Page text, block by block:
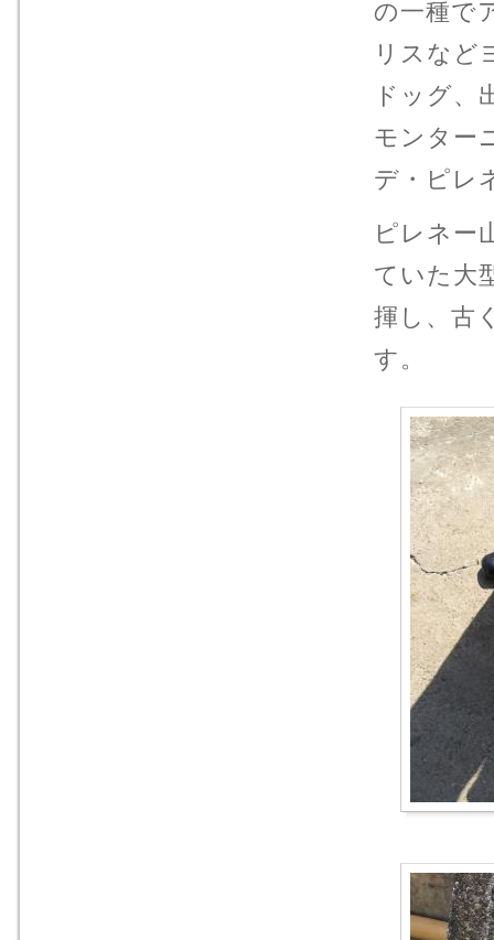
の一種で
リスなど
ドッグ、
モンター
デ・ピレ
ピレネー
ていた大
揮し、古
す。